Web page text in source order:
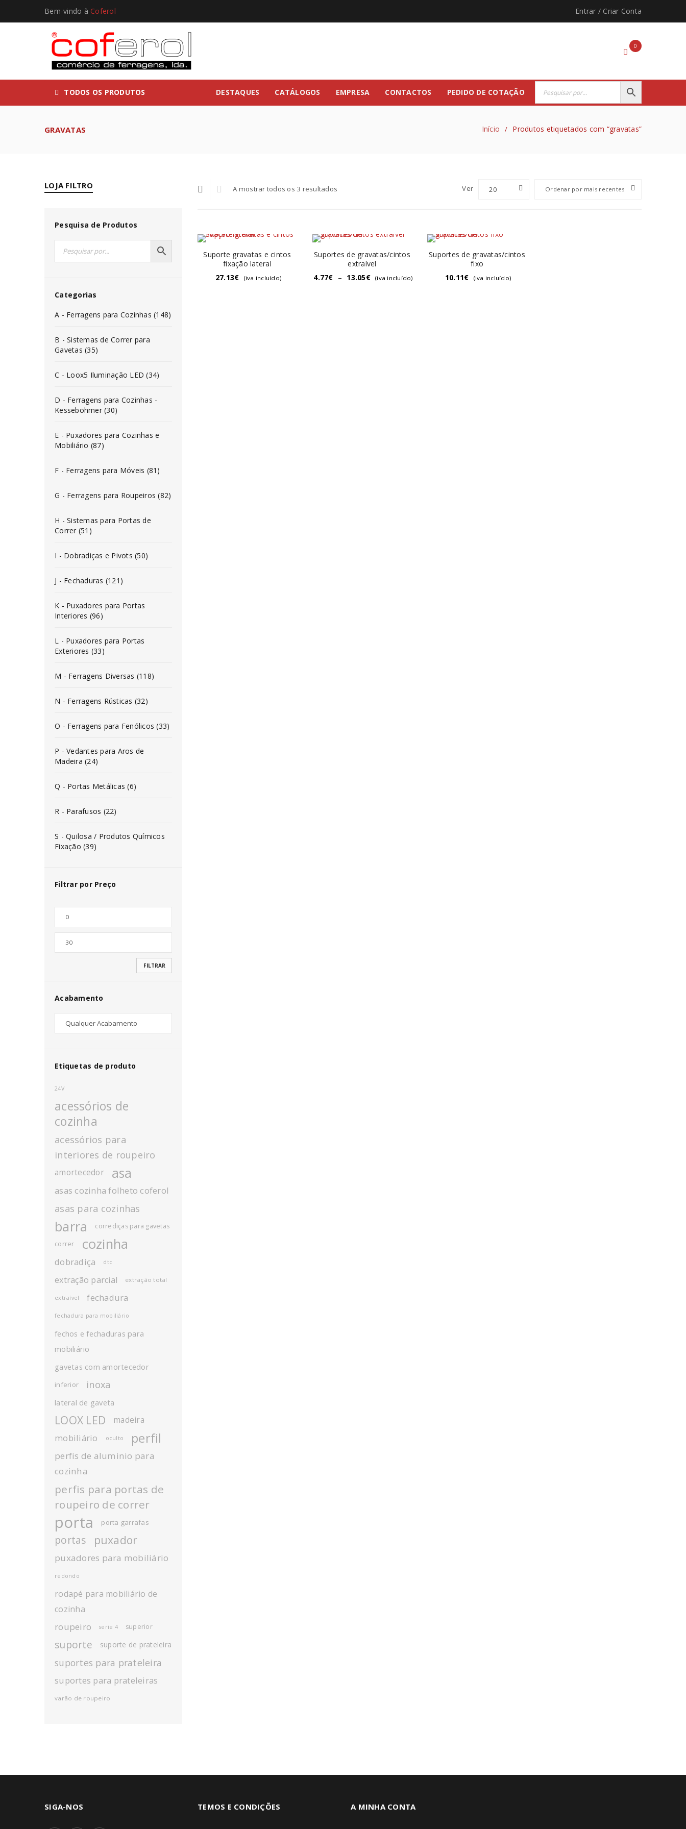
*
INICIAR SESSÃO
Bem-vindo à Coferol Entrar / Criar Conta
0
TODOS OS PRODUTOS DESTAQUES CATÁLOGOS EMPRESA CONTACTOS PEDIDO DE COTAÇÃO
GRAVATAS Início / Produtos etiquetados com “gravatas”
LOJA FILTRO
Pesquisa de Produtos
Categorias
A - Ferragens para Cozinhas (148)
B - Sistemas de Correr para
Gavetas (35)
C - Loox5 Iluminação LED (34)
D - Ferragens para Cozinhas -
Kesseböhmer (30)
E - Puxadores para Cozinhas e
Mobiliário (87)
F - Ferragens para Móveis (81)
G - Ferragens para Roupeiros (82)
H - Sistemas para Portas de
Correr (51)
I - Dobradiças e Pivots (50)
J - Fechaduras (121)
K - Puxadores para Portas
Interiores (96)
L - Puxadores para Portas
Exteriores (33)
M - Ferragens Diversas (118)
N - Ferragens Rústicas (32)
O - Ferragens para Fenólicos (33)
P - Vedantes para Aros de
Madeira (24)
Q - Portas Metálicas (6)
R - Parafusos (22)
S - Quilosa / Produtos Químicos
Fixação (39)
Filtrar por Preço
FILTRAR
Acabamento
Etiquetas de produto
24V
acessórios de
cozinha
acessórios para
interiores de roupeiro
amortecedor asa
asas cozinha folheto coferol
asas para cozinhas
barra corrediças para gavetas
correr cozinha
dobradiça dtc
extração parcial extração total
extraível fechadura
fechadura para mobiliário
fechos e fechaduras para
mobiliário
gavetas com amortecedor
inferior inoxa
lateral de gaveta
LOOX LED madeira
mobiliário oculto perfil
perfis de aluminio para
cozinha
perfis para portas de
roupeiro de correr
porta porta garrafas
portas puxador
puxadores para mobiliário
redondo
rodapé para mobiliário de
cozinha
roupeiro serie 4 superior
suporte suporte de prateleira
suportes para prateleira
suportes para prateleiras
varão de roupeiro
A mostrar todos os 3 resultados Ordenar por mais recentes
Ver 20
Suporte gravatas e cintos
fixação lateral
27.13€ (iva incluído)
Suportes de gravatas/cintos
extraível
4.77€ – 13.05€ (iva incluído)
Suportes de gravatas/cintos
fixo
10.11€ (iva incluído)
SIGA-NOS TEMOS E CONDIÇÕES A MINHA CONTA